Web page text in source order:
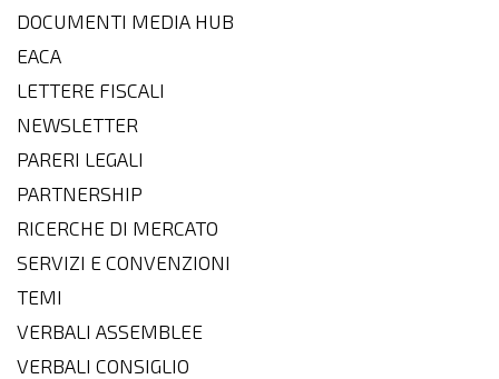
DOCUMENTI MEDIA HUB
EACA
LETTERE FISCALI
NEWSLETTER
PARERI LEGALI
PARTNERSHIP
RICERCHE DI MERCATO
SERVIZI E CONVENZIONI
TEMI
VERBALI ASSEMBLEE
VERBALI CONSIGLIO